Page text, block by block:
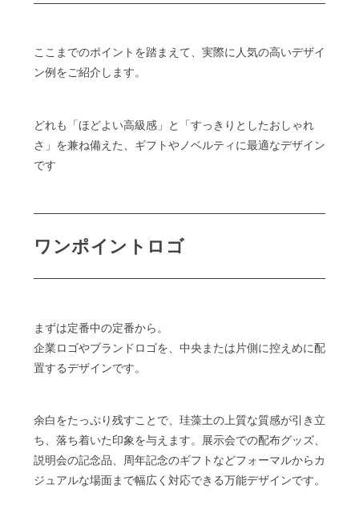
ここまでのポイントを踏まえて、実際に人気の高いデザイ
ン例をご紹介します。
どれも「ほどよい高級感」と「すっきりとしたおしゃれ
さ」を兼ね備えた、ギフトやノベルティに最適なデザイン
です
ワンポイントロゴ
まずは定番中の定番から。
企業ロゴやブランドロゴを、中央または片側に控えめに配
置するデザインです。
余白をたっぷり残すことで、珪藻土の上質な質感が引き立
ち、落ち着いた印象を与えます。展示会での配布グッズ、
説明会の記念品、周年記念のギフトなどフォーマルからカ
ジュアルな場面まで幅広く対応できる万能デザインです。